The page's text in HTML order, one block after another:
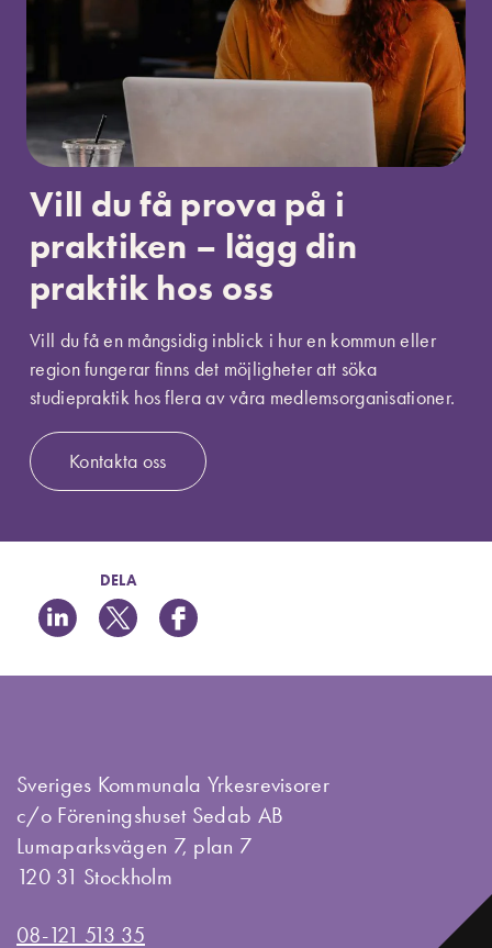
Vill du få prova på i
praktiken – lägg din
praktik hos oss
Vill du få en mångsidig inblick i hur en kommun eller
region fungerar finns det möjligheter att söka
studiepraktik hos flera av våra medlemsorganisationer.
Kontakta oss
DELA
Sveriges Kommunala Yrkesrevisorer
c/o Föreningshuset Sedab AB
Lumaparksvägen 7, plan 7
120 31 Stockholm
08-121 513 35